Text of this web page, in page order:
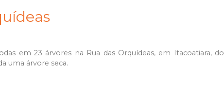
em 23 árvores na Rua das Orquídeas, em Itacoatiara, do
uma árvore seca.